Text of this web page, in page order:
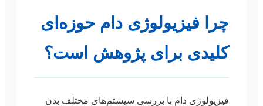
چرا فیزیولوژی دام حوزه‌ای
کلیدی برای پژوهش است؟
فیزیولوژی دام با بررسی سیستم‌های مختلف بدن